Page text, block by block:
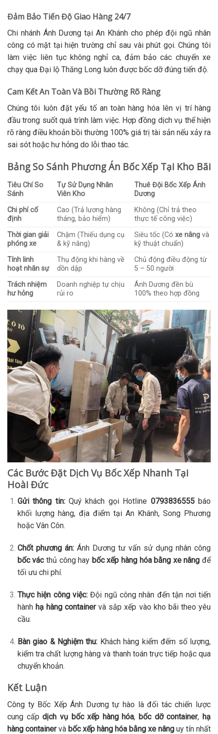
Đảm Bảo Tiến Độ Giao Hàng 24/7
Chi nhánh Ánh Dương tại An Khánh cho phép đội ngũ nhân
công có mặt tại hiện trường chỉ sau vài phút gọi. Chúng tôi
làm việc liên tục không nghỉ ca, đảm bảo các chuyến xe
chạy qua Đại lộ Thăng Long luôn được bốc dỡ đúng tiến độ.
Cam Kết An Toàn Và Bồi Thường Rõ Ràng
Chúng tôi luôn đặt yếu tố an toàn hàng hóa lên vị trí hàng
đầu trong suốt quá trình làm việc. Hợp đồng dịch vụ thể hiện
rõ ràng điều khoản bồi thường 100% giá trị tài sản nếu xảy ra
sai sót hoặc hư hỏng do lỗi thao tác.
Bảng So Sánh Phương Án Bốc Xếp Tại Kho Bãi
Tiêu Chí So
Sánh
Tự Sử Dụng Nhân
Viên Kho
Thuê Đội Bốc Xếp Ánh
Dương
Chi phí cố
định
Cao (Trả lương hàng
tháng, bảo hiểm)
Không (Chỉ trả theo
thực tế công việc)
Thời gian giải
phóng xe
Chậm (Thiếu dụng cụ
& kỹ năng)
Siêu tốc (Cóxe nâng và
kỹ thuật chuẩn)
Tính linh
hoạt nhân sự
Thụ động khi hàng về
dồn dập
Chủ động điều động từ
5 – 50 người
Trách nhiệm
hư hỏng
Doanh nghiệp tự chịu
rủi ro
Ánh Dương đền bù
100% theo hợp đồng
Các Bước Đặt Dịch Vụ Bốc Xếp Nhanh Tại
Hoài Đức
Gửi thông tin:Quý khách gọi Hotline 0793836555báo
khối lượng hàng, địa điểm tại An Khánh, Song Phương
hoặc Vân Côn.
Chốt phương án:Ánh Dương tư vấn sử dụng nhân công
bốc vácthủ công hay bốc xếp hàng hóa bằng xe nâng để
tối ưu chi phí.
Thực hiện công việc:Đội ngũ công nhân đến tận nơi tiến
hành hạ hàng containervà sắp xếp vào kho bãi theo yêu
cầu.
Bàn giao & Nghiệm thu: Khách hàng kiểm đếm số lượng,
kiểm tra chất lượng hàng và thanh toán trực tiếp hoặc qua
chuyển khoản.
Kết Luận
Công ty Bốc Xếp Ánh Dương tự hào là đối tác chiến lược
cung cấpdịch vụ bốc xếp hàng hóa, bốc dỡ container, hạ
hàng containervà bốc xếp hàng hóa bằng xe nâng uy tín nhất